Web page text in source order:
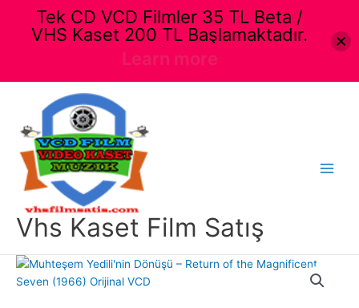
Vhs Kaset Film Satış
Tek CD VCD Filmler 35 TL Beta /
VHS Kaset 200 TL Başlamaktadır.
Learn more